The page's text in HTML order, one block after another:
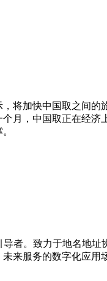
，将加快中国取之间的
月，中国取正在经济
者。致力于地名地
来服务的数字化应用